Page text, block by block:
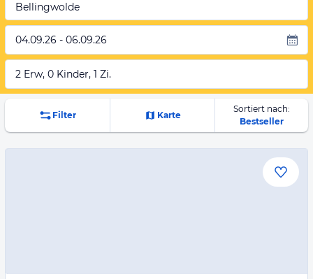
Bellingwolde
04.09.26 - 06.09.26
2 Erw, 0 Kinder, 1 Zi.
Filter Karte
Sortiert nach:
Bestseller